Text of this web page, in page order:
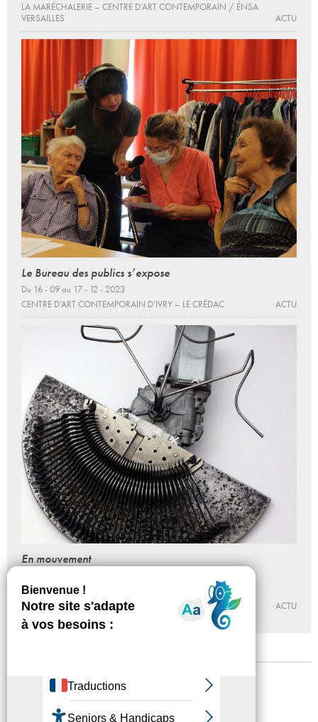
LA MARÉCHALERIE – CENTRE D’ART CONTEMPORAIN / ÉNSA
VERSAILLES
ACTU
Le Bureau des publics s’expose
Du 16 - 09 au 17 - 12 - 2023
CENTRE D’ART CONTEMPORAIN D’IVRY – LE CRÉDAC
ACTU
En mouvement
02 - 10 - 2021, 17:00 > 00:00
ÉCOLE ET ESPACE D’ART CONTEMPORAIN CAMILLE LAMBERT
ACTU